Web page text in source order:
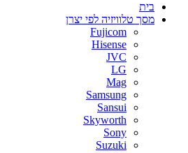
בית
מסך טלוויזיה לפי יצרן
Fujicom
Hisense
JVC
LG
Mag
Samsung
Sansui
Skyworth
Sony
Suzuki